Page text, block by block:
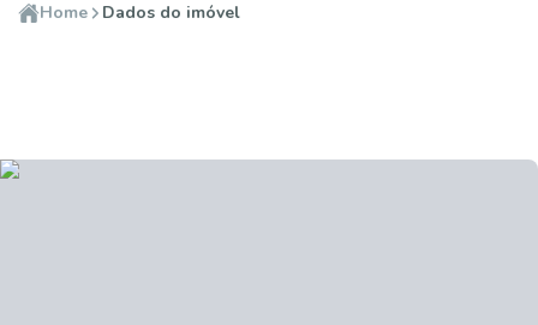
Home Dados do imóvel